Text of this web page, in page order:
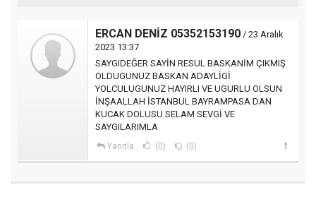
ERCAN DENİZ 05352153190 / 23 Aralık
2023 13:37
SAYGIDEĞER SAYİN RESUL BASKANİM ÇIKMIŞ
OLDUGUNUZ BASKAN ADAYLİGİ
YOLCULUGUNUZ HAYIRLI VE UGURLU OLSUN
İNŞAALLAH İSTANBUL BAYRAMPASA DAN
KUCAK DOLUSU SELAM SEVGİ VE
SAYGILARIMLA
Yanıtla (0) (0)